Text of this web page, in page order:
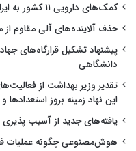
کمک‌های دارویی ۱۱ کشور به ایران در دوران جنگ
حذف آلاینده‌های آلی مقاوم از
پیشنهاد تشکیل قرارگاه‌های
دانشگاهی
تقدیر وزیر بهداشت از
این نهاد زمینه بروز استعدادها
یافته‌های جدید از آسیب پذیری
هوش‌مصنوعی چگونه عملیات